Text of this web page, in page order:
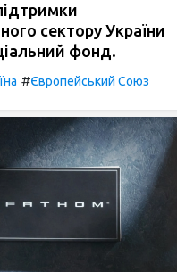
сектору України
фонд.
#Європейський Союз